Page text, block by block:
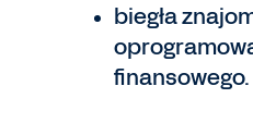
biegła
finansowego.